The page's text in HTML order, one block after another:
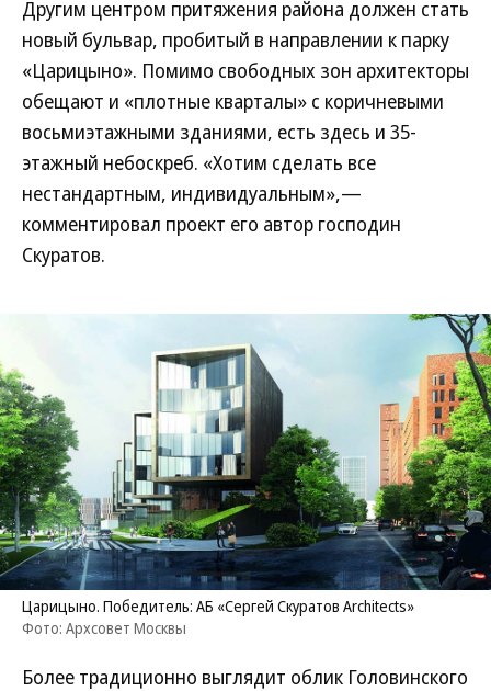
Другим центром притяжения района должен стать
новый бульвар, пробитый в направлении к парку
«Царицыно». Помимо свободных зон архитекторы
обещают и «плотные кварталы» с коричневыми
восьмиэтажными зданиями, есть здесь и 35-
этажный небоскреб. «Хотим сделать все
нестандартным, индивидуальным»,—
комментировал проект его автор господин
Скуратов.
Царицыно. Победитель: АБ «Сергей Скуратов Architects»
Фото: Архсовет Москвы
Более традиционно выглядит облик Головинского